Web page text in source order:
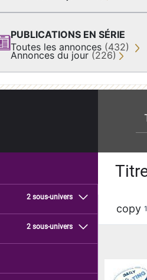
PUBLICATIONS EN SÉRIE
Toutes les annonces (432)
Annonces du jour (226)
2 sous-univers
2 sous-univers
copy